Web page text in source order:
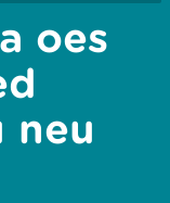
oes
neu